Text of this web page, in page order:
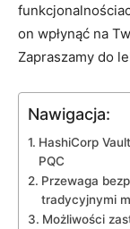
⁤on⁢ wpłynąć ⁤na
Zapraszamy do
Nawigacja:
HashiCorp
PQC
Przewaga
tradycyjnymi
Możliwości